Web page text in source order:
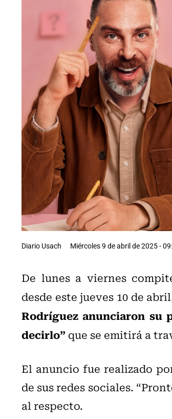
Diario Usach Miércoles 9 de abril de 2025 -
De lunes a viernes
desde este jueves 10 de
Rodríguez anunciaron su
decirlo” que se emitirá a
El anuncio fue realizado
de sus redes sociales.
al respecto.